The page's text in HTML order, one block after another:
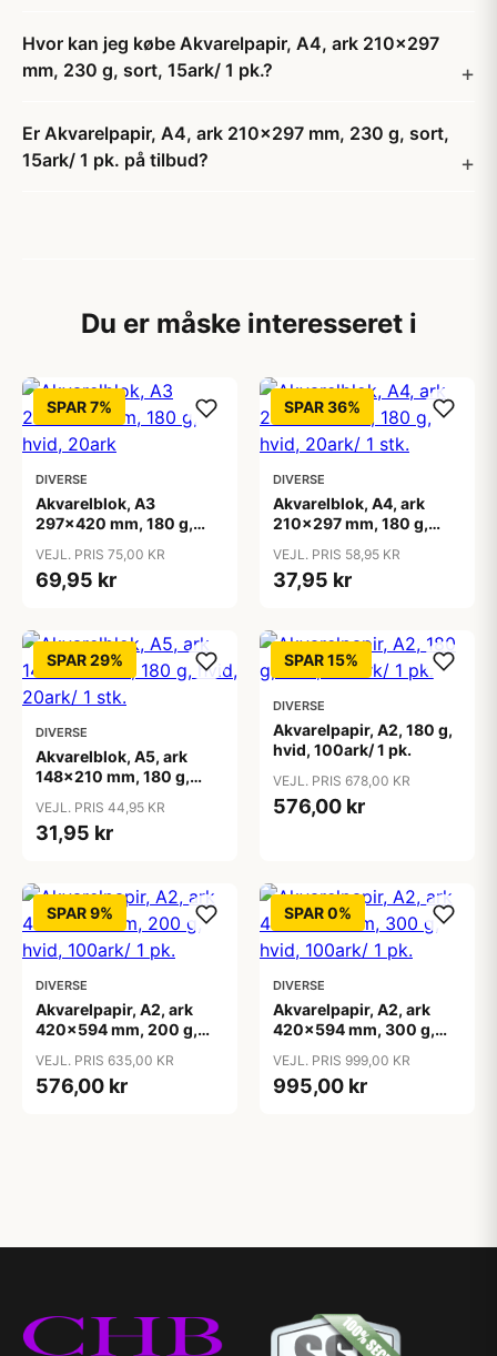
Hvor kan jeg købe Akvarelpapir, A4, ark 210x297
mm, 230 g, sort, 15ark/ 1 pk.?
Er Akvarelpapir, A4, ark 210x297 mm, 230 g, sort,
15ark/ 1 pk. på tilbud?
Du er måske interesseret i
SPAR 7%
DIVERSE
Akvarelblok, A3
297x420 mm, 180 g,
VEJL. PRIS 75,00 KR
69,95 kr
SPAR 36%
DIVERSE
Akvarelblok, A4, ark
210x297 mm, 180 g,
VEJL. PRIS 58,95 KR
37,95 kr
SPAR 29%
DIVERSE
Akvarelblok, A5, ark
148x210 mm, 180 g,
VEJL. PRIS 44,95 KR
31,95 kr
SPAR 15%
DIVERSE
Akvarelpapir, A2, 180 g,
hvid, 100ark/ 1 pk.
VEJL. PRIS 678,00 KR
576,00 kr
SPAR 9%
DIVERSE
Akvarelpapir, A2, ark
420x594 mm, 200 g,
VEJL. PRIS 635,00 KR
576,00 kr
SPAR 0%
DIVERSE
Akvarelpapir, A2, ark
420x594 mm, 300 g,
VEJL. PRIS 999,00 KR
995,00 kr